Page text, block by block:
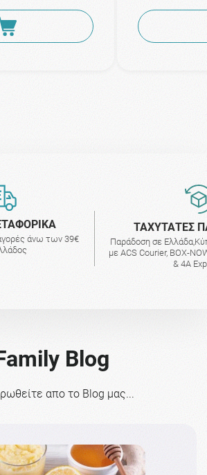
άνω των 39€
ΤΑΧΥΤΑΤΕΣ
Παράδοση σε
με ACS Courier, BOX-
& 4A
Blog
απο το Blog μας...